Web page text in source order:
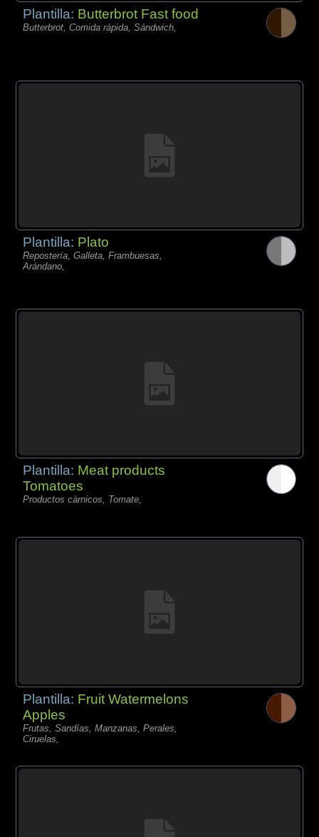
Plantilla: Butterbrot Fast food
Butterbrot, Comida rápida, Sándwich,
Plantilla: Plato
Repostería, Galleta, Frambuesas,
Arándano,
Plantilla: Meat products
Tomatoes
Productos càrnicos, Tomate,
Plantilla: Fruit Watermelons
Apples
Frutas, Sandías, Manzanas, Perales,
Ciruelas,